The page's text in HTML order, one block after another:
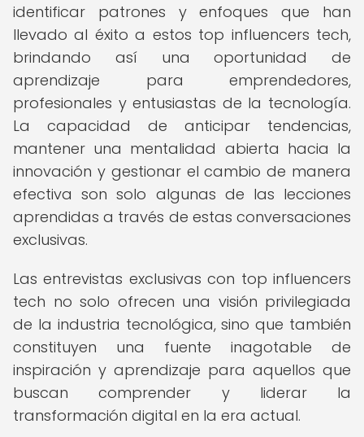
identificar patrones y enfoques que han
llevado al éxito a estos top influencers tech,
brindando así una oportunidad de
aprendizaje para emprendedores,
profesionales y entusiastas de la tecnología.
La capacidad de anticipar tendencias,
mantener una mentalidad abierta hacia la
innovación y gestionar el cambio de manera
efectiva son solo algunas de las lecciones
aprendidas a través de estas conversaciones
exclusivas.
Las entrevistas exclusivas con top influencers
tech no solo ofrecen una visión privilegiada
de la industria tecnológica, sino que también
constituyen una fuente inagotable de
inspiración y aprendizaje para aquellos que
buscan comprender y liderar la
transformación digital en la era actual.